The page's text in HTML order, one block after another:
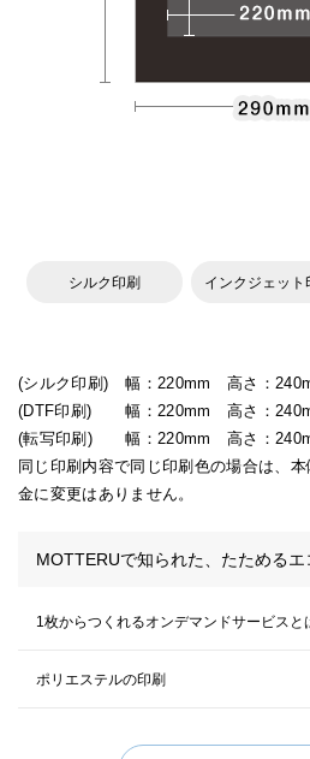
シルク印刷 インクジェット
(シルク印刷) 幅：220mm 高さ：
(DTF印刷)
幅：220mm 高さ：
(転写印刷)
幅：220mm 高さ：
同じ印刷内容で同じ印刷色の場合は、
金に変更はありません。
MOTTERUで知られた、たためるエ
1枚からつくれるオンデマンドサービスと
ポリエステルの印刷